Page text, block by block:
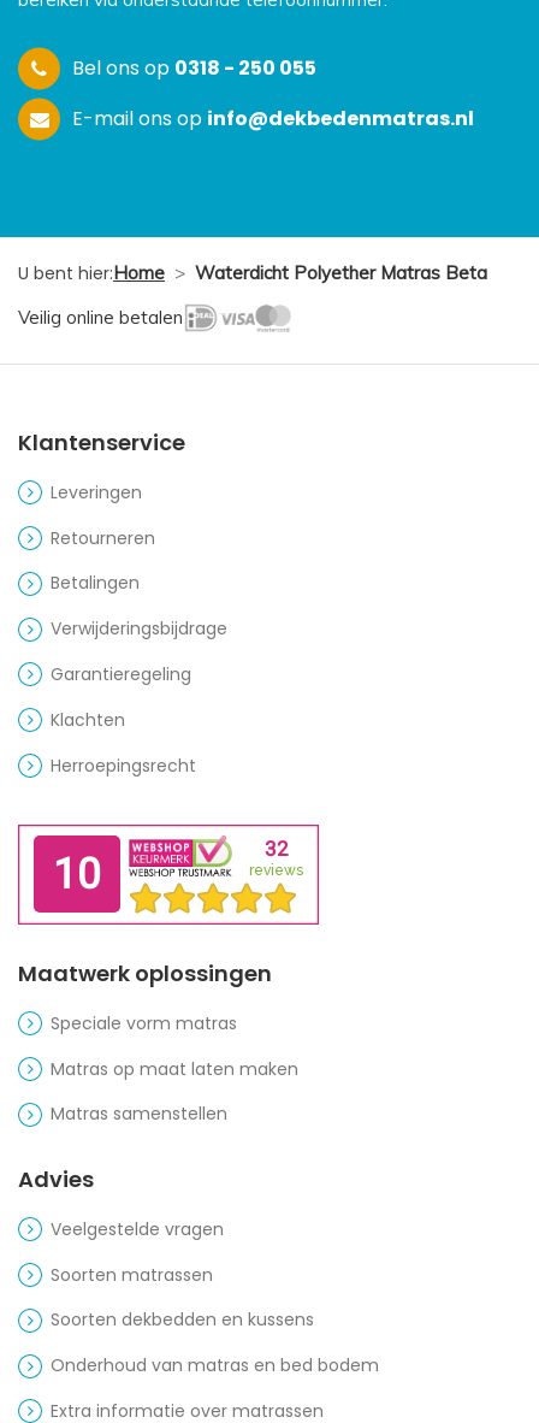
Bel ons op 0318 - 250 055
E-mail ons op info@dekbedenmatras.nl
U bent hier:Home > Waterdicht Polyether Matras Beta
Veilig online betalen
Klantenservice
Leveringen
Retourneren
Betalingen
Verwijderingsbijdrage
Garantieregeling
Klachten
Herroepingsrecht
Maatwerk oplossingen
Speciale vorm matras
Matras op maat laten maken
Matras samenstellen
Advies
Veelgestelde vragen
Soorten matrassen
Soorten dekbedden en kussens
Onderhoud van matras en bed bodem
Extra informatie over matrassen